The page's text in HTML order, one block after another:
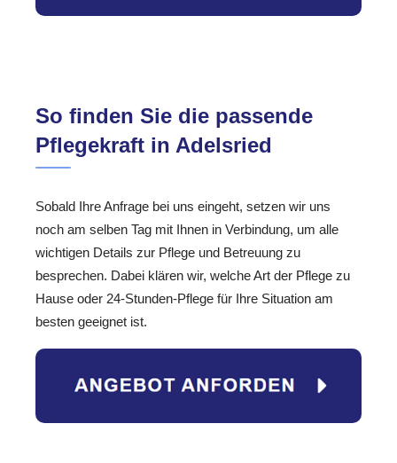
So finden Sie die passende
Pflegekraft in Adelsried
Sobald Ihre Anfrage bei uns eingeht, setzen wir uns
noch am selben Tag mit Ihnen in Verbindung, um alle
wichtigen Details zur Pflege und Betreuung zu
besprechen. Dabei klären wir, welche Art der Pflege zu
Hause oder 24-Stunden-Pflege für Ihre Situation am
besten geeignet ist.